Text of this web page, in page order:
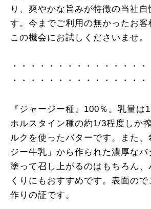
り、爽やかな旨みが特徴の当社
す。今までご利用の無かったお客
この機会にお試しくださいませ。
・・・・・・・・・・・・・・・
・・・・・・・・・・・・・・・
『ジャージー種』100％。乳量は
ホルスタイン種の約1/3程度しか
ルクを使ったバターです。また、
ジー牛乳」から作られた濃厚な
塗って召し上がるのはもちろん
くりにもおすすめです。表面の
作りの証です。